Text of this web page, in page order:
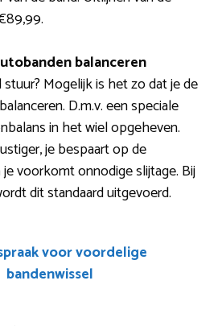
balanceren
Mogelijk is het zo dat je de
D.m.v. een speciale
in het wiel opgeheven.
je bespaart op de
voorkomt onnodige slijtage. Bij
dit standaard uitgevoerd.
voor voordelige
bandenwissel